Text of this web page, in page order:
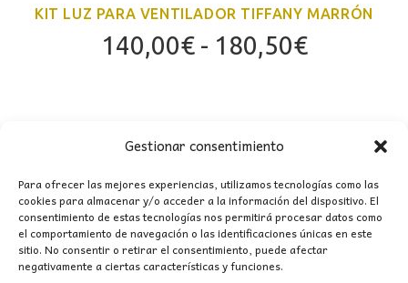
Gestionar consentimiento
Para ofrecer las mejores experiencias, utilizamos tecnologías como las
cookies para almacenar y/o acceder a la información del dispositivo. El
consentimiento de estas tecnologías nos permitirá procesar datos como
el comportamiento de navegación o las identificaciones únicas en este
sitio. No consentir o retirar el consentimiento, puede afectar
negativamente a ciertas características y funciones.
KIT LUZ PARA VENTILADOR TIFFANY MARRÓN
140,00€ - 180,50€Rango
140,00€
180,50€
CONTACTO